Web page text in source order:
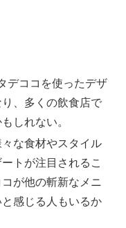
デココを使ったデザ
、多くの飲食店で
しれない。
々な食材やスタイル
トが注目されるこ
が他の斬新なメニ
感じる人もいるか